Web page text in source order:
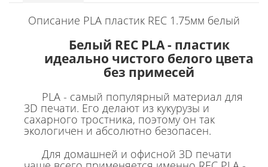
Описание PLA пластик REC 1.75мм белый
Белый REC PLA - пластик
идеально чистого белого цвета
без примесей
PLA - самый популярный материал для
3D печати. Его делают из кукурузы и
сахарного тростника, поэтому он так
экологичен и абсолютно безопасен.
Для домашней и офисной 3D печати